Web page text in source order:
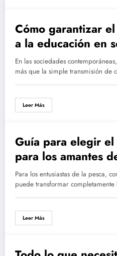
Cómo garantizar
a la educación en
democráticas
En las sociedades
más que la simple transmisión de
Leer Más
Guía para elegir
para los amantes
Para los entusiastas de la pesca,
puede transformar
Leer Más